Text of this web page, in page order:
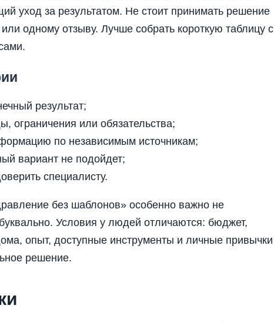
уход за результатом. Не стоит принимать решение
одному отзыву. Лучше собрать короткую таблицу с
результат;
ограничения или обязательства;
по независимым источникам;
вариант не подойдет;
специалисту.
без шаблонов» особенно важно не
Условия у людей отличаются: бюджет,
опыт, доступные инструменты и личные привычки
решение.